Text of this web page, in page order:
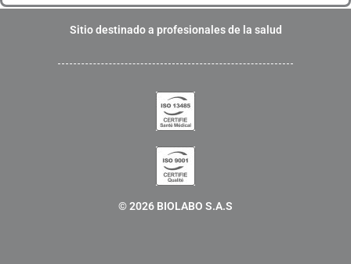
d
Sitio destinado a profesionales de la salud
© 2026 BIOLABO S.A.S